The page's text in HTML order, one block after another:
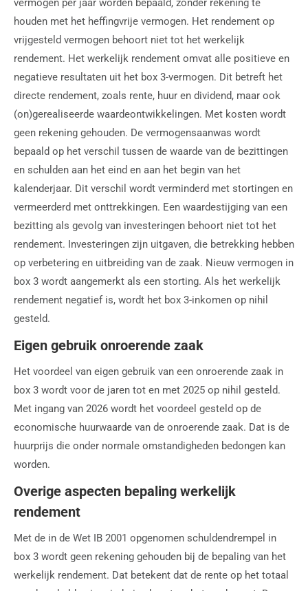
vermogen per jaar worden bepaald, zonder rekening te
houden met het heffingvrije vermogen. Het rendement op
vrijgesteld vermogen behoort niet tot het werkelijk
rendement. Het werkelijk rendement omvat alle positieve en
negatieve resultaten uit het box 3-vermogen. Dit betreft het
directe rendement, zoals rente, huur en dividend, maar ook
(on)gerealiseerde waardeontwikkelingen. Met kosten wordt
geen rekening gehouden. De vermogensaanwas wordt
bepaald op het verschil tussen de waarde van de bezittingen
en schulden aan het eind en aan het begin van het
kalenderjaar. Dit verschil wordt verminderd met stortingen en
vermeerderd met onttrekkingen. Een waardestijging van een
bezitting als gevolg van investeringen behoort niet tot het
rendement. Investeringen zijn uitgaven, die betrekking hebben
op verbetering en uitbreiding van de zaak. Nieuw vermogen in
box 3 wordt aangemerkt als een storting. Als het werkelijk
rendement negatief is, wordt het box 3-inkomen op nihil
gesteld.
Eigen gebruik onroerende zaak
Het voordeel van eigen gebruik van een onroerende zaak in
box 3 wordt voor de jaren tot en met 2025 op nihil gesteld.
Met ingang van 2026 wordt het voordeel gesteld op de
economische huurwaarde van de onroerende zaak. Dat is de
huurprijs die onder normale omstandigheden bedongen kan
worden.
Overige aspecten bepaling werkelijk
rendement
Met de in de Wet IB 2001 opgenomen schuldendrempel in
box 3 wordt geen rekening gehouden bij de bepaling van het
werkelijk rendement. Dat betekent dat de rente op het totaal